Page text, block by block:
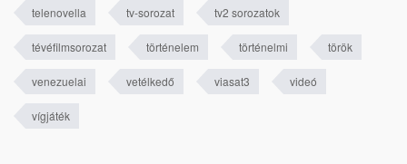
telenovella tv-sorozat tv2 sorozatok
tévéfilmsorozat történelem történelmi török
venezuelai vetélkedő viasat3 videó
vígjáték